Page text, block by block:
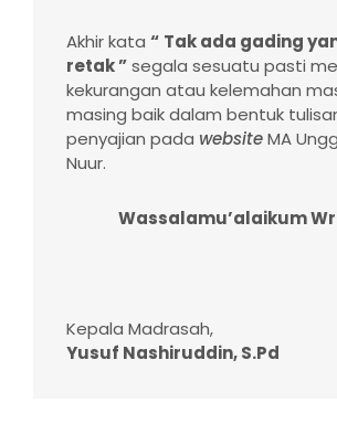
Akhir kata “ Tak ada gading
retak ”segala sesuatu pasti
kekurangan atau kelemahan
masing baik dalam bentuk
penyajian pada websiteMA
Nuur.
Wassalamu’alaikum
Kepala Madrasah,
Yusuf Nashiruddin, S.Pd